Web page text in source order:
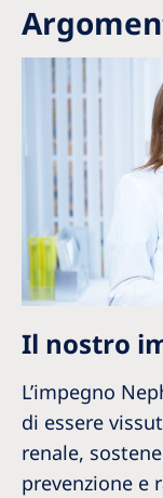
Il nostro
L’impegno
di essere
renale,
prevenzione e